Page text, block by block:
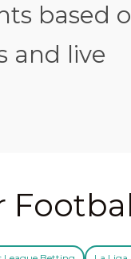
based
and live